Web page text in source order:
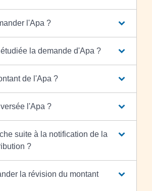
l'Apa ?
la demande d'Apa ?
de l'Apa ?
l'Apa ?
suite à la notification de la
?
la révision du montant